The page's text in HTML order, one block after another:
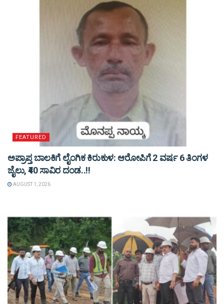
FEATURED
ಅಪ್ರಾಪ್ತ ಬಾಲಕಿಗೆ ಲೈಂಗಿಕ ಕಿರುಕುಳ: ಆರೋಪಿಗೆ 2 ವರ್ಷ 6 ತಿಂಗಳ
ಜೈಲು, ₹40 ಸಾವಿರ ದಂಡ..!!
AUGUST 1, 2026